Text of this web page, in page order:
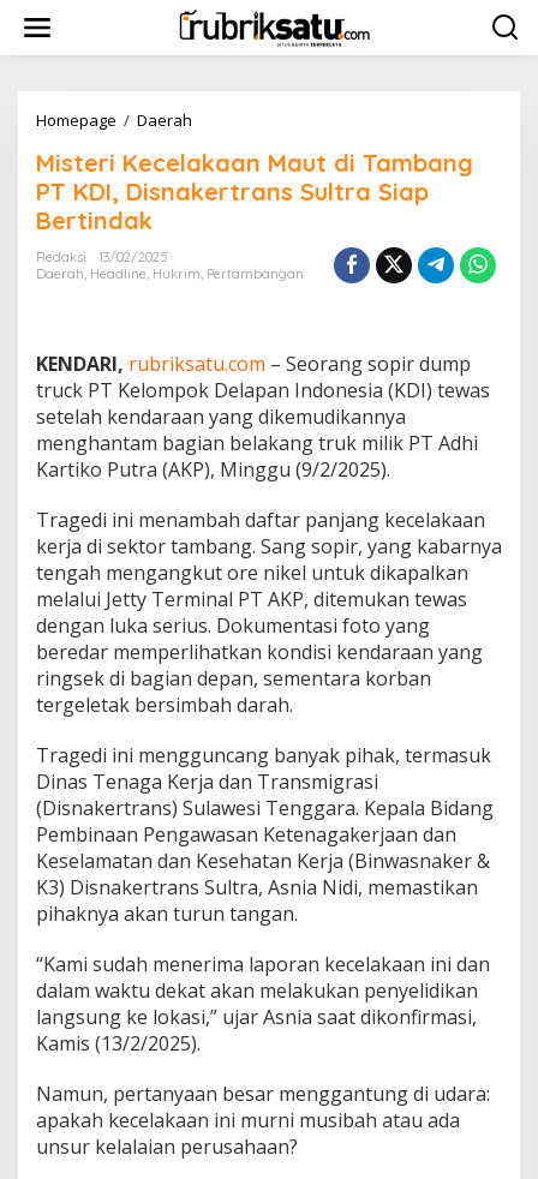
w
Homepage / Daerah
s
t
e
K
l
a
k
a
a
n
M
u
t
d
i
T
a
m
b
a
g
P
T
K
D
D
i
n
a
e
r
r
a
s
Misteri Kecelakaan Maut di Tambang
PT KDI, Disnakertrans Sultra Siap
Bertindak
Redaksi
13/02/2025
Daerah, Headline, Hukrim, Pertambangan
KENDARI, rubriksatu.com – Seorang sopir dump
truck PT Kelompok Delapan Indonesia (KDI) tewas
setelah kendaraan yang dikemudikannya
menghantam bagian belakang truk milik PT Adhi
Kartiko Putra (AKP), Minggu (9/2/2025).
Tragedi ini menambah daftar panjang kecelakaan
kerja di sektor tambang. Sang sopir, yang kabarnya
tengah mengangkut ore nikel untuk dikapalkan
melalui Jetty Terminal PT AKP, ditemukan tewas
dengan luka serius. Dokumentasi foto yang
beredar memperlihatkan kondisi kendaraan yang
ringsek di bagian depan, sementara korban
tergeletak bersimbah darah.
Tragedi ini mengguncang banyak pihak, termasuk
Dinas Tenaga Kerja dan Transmigrasi
(Disnakertrans) Sulawesi Tenggara. Kepala Bidang
Pembinaan Pengawasan Ketenagakerjaan dan
Keselamatan dan Kesehatan Kerja (Binwasnaker &
K3) Disnakertrans Sultra, Asnia Nidi, memastikan
pihaknya akan turun tangan.
“Kami sudah menerima laporan kecelakaan ini dan
dalam waktu dekat akan melakukan penyelidikan
langsung ke lokasi,” ujar Asnia saat dikonfirmasi,
Kamis (13/2/2025).
Namun, pertanyaan besar menggantung di udara:
apakah kecelakaan ini murni musibah atau ada
unsur kelalaian perusahaan?